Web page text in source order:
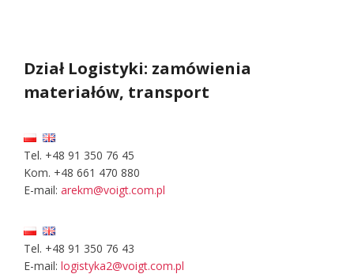
Dział Logistyki: zamówienia
materiałów, transport
Tel. +48 91 350 76 45
Kom. +48 661 470 880
E-mail: arekm@voigt.com.pl
Tel. +48 91 350 76 43
E-mail: logistyka2@voigt.com.pl